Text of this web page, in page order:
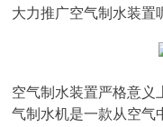
大力推广空气制水装置
空气制水装置严格意义
气制水机是一款从空气